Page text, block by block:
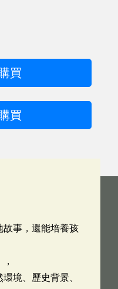
買
買
故事，還能培養孩
境、歷史背景、